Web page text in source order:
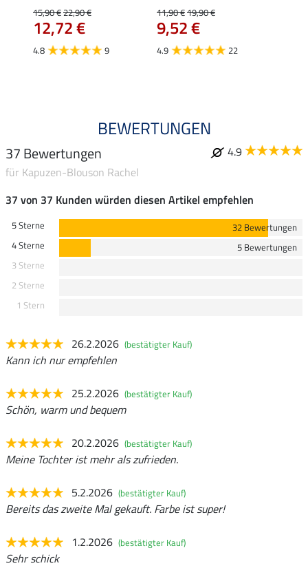
15,90 €22,90 €
12,72 €
4.8 9
11,90 €19,90 €
9,52 €
4.9 22
BEWERTUNGEN
37 Bewertungen
4.9
für Kapuzen-Blouson Rachel
37 von 37 Kunden würden diesen Artikel empfehlen
5 Sterne
32 Bewertungen
4 Sterne
5 Bewertungen
3 Sterne
2 Sterne
1 Stern
26.2.2026 (bestätigter Kauf)
Kann ich nur empfehlen
25.2.2026 (bestätigter Kauf)
Schön, warm und bequem
20.2.2026 (bestätigter Kauf)
Meine Tochter ist mehr als zufrieden.
5.2.2026 (bestätigter Kauf)
Bereits das zweite Mal gekauft. Farbe ist super!
1.2.2026 (bestätigter Kauf)
Sehr schick